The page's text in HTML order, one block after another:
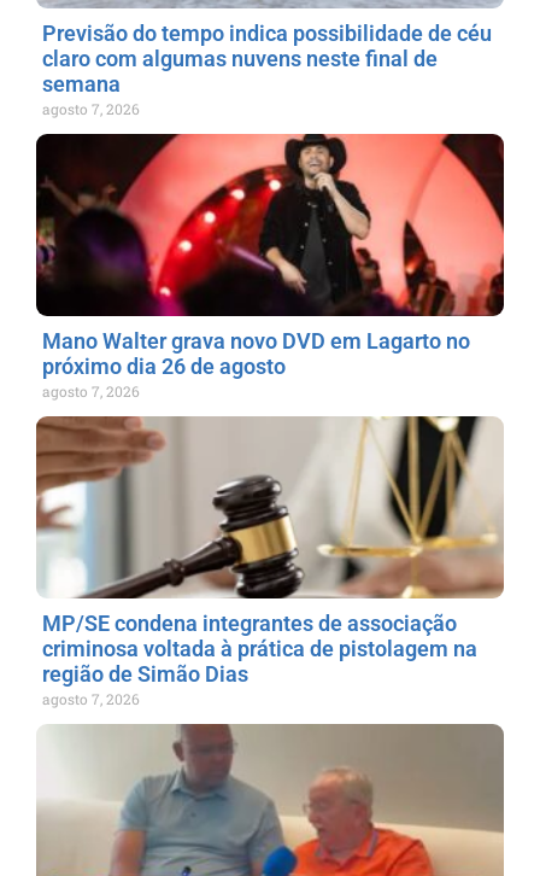
Previsão do tempo indica possibilidade de céu
claro com algumas nuvens neste final de
semana
agosto 7, 2026
Mano Walter grava novo DVD em Lagarto no
próximo dia 26 de agosto
agosto 7, 2026
MP/SE condena integrantes de associação
criminosa voltada à prática de pistolagem na
região de Simão Dias
agosto 7, 2026